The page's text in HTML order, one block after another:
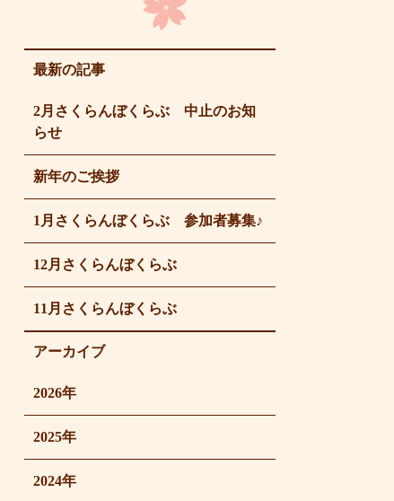
最新の記事
2月さくらんぼくらぶ 中止のお知
らせ
新年のご挨拶
1月さくらんぼくらぶ 参加者募集♪
12月さくらんぼくらぶ
11月さくらんぼくらぶ
アーカイブ
2026年
2025年
2024年